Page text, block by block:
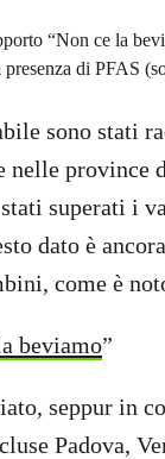
“Non ce la
di PFAS
sono stati
nelle province
superati i
dato è
come è
beviamo”
seppur in
Padova,